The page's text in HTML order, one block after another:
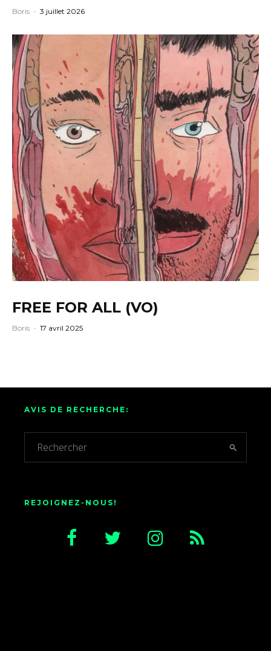
Boris · 3 juillet 2026
FREE FOR ALL (VO)
Boris · 17 avril 2025
AVIS DE RECHERCHE:
REJOIGNEZ-NOUS!